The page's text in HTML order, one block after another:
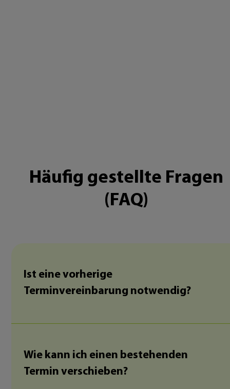
Häufig gestellte Fragen
(FAQ)
Ist eine vorherige
Terminvereinbarung notwendig?
Wie kann ich einen bestehenden
Termin verschieben?